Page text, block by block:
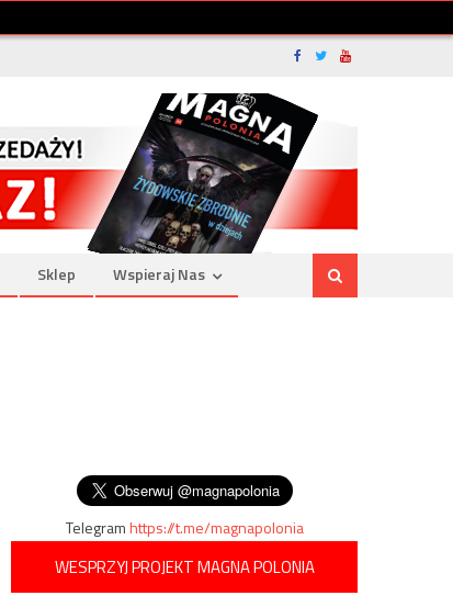
Sklep Wspieraj Nas
Telegramhttps://t.me/magnapolonia
WESPRZYJ PROJEKT MAGNA POLONIA